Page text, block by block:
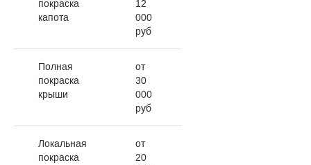
покраска
капота
12
000
руб
Полная
покраска
крыши
от
30
000
руб
Локальная
покраска
от
20